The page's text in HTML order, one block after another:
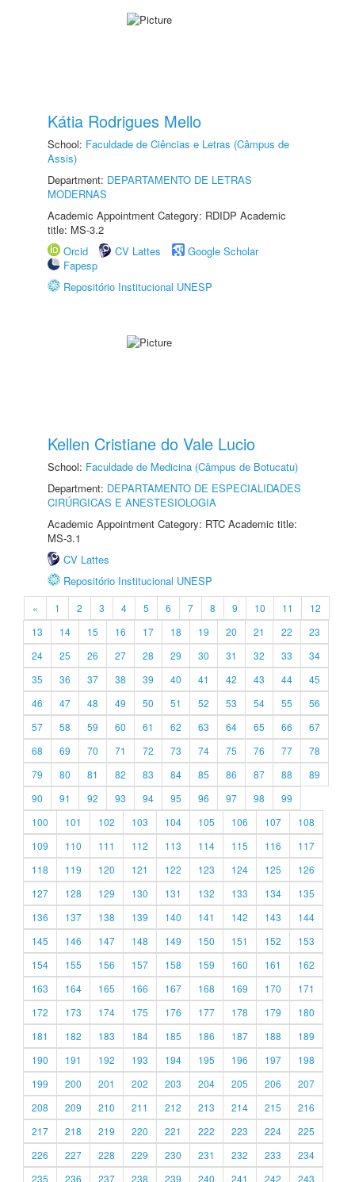
Kátia Rodrigues Mello
School: Faculdade de Ciências e Letras (Câmpus de
Assis)
Department: DEPARTAMENTO DE LETRAS
MODERNAS
Academic Appointment Category: RDIDP Academic
title: MS-3.2
Orcid
CV Lattes
Google Scholar
Fapesp
Repositório Institucional UNESP
Kellen Cristiane do Vale Lucio
School: Faculdade de Medicina (Câmpus de Botucatu)
Department: DEPARTAMENTO DE ESPECIALIDADES
CIRÚRGICAS E ANESTESIOLOGIA
Academic Appointment Category: RTC Academic title:
MS-3.1
CV Lattes
Repositório Institucional UNESP
« 1 2 3 4 5 6 7 8 9 10 11
12
13
14 15 16 17 18 19 20 21 22
23
24
25 26 27 28 29 30 31 32 33
34
35
36 37 38 39 40 41 42 43 44
45
46
47 48 49 50 51 52 53 54 55
56
57
58 59 60 61 62 63 64 65 66
67
68
69 70 71 72 73 74 75 76 77
78
79
80 81 82 83 84 85 86 87 88
89
90
91 92 93 94 95 96 97 98
99
100
101 102 103 104 105 106 107
108
109
110 111 112 113 114 115 116
117
118
119 120 121 122 123 124 125
126
127
128 129 130 131 132 133 134
135
136
137 138 139 140 141 142 143
144
145
146 147 148 149 150 151 152
153
154
155 156 157 158 159 160 161
162
163
164 165 166 167 168 169 170
171
172
173 174 175 176 177 178 179
180
181
182 183 184 185 186 187 188
189
190
191 192 193 194 195 196 197
198
199
200 201 202 203 204 205 206
207
208
209 210 211 212 213 214 215
216
217
218 219 220 221 222 223 224
225
226
227 228 229 230 231 232 233
234
235
236 237 238 239 240 241 242 243